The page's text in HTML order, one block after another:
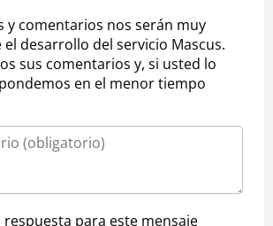
y comentarios nos serán muy
desarrollo del servicio Mascus.
sus comentarios y, si usted lo
en el menor tiempo
para este mensaje